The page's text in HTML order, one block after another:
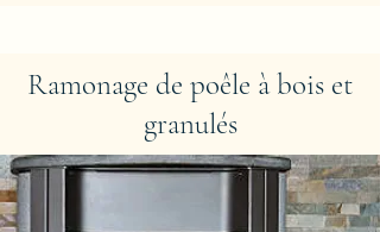
Ramonage de poêle à bois et
granulés